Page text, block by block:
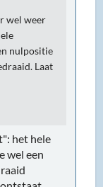
wel weer
nulpositie
Laat
het hele
wel een